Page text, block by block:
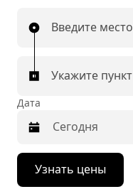
Введите
Укажите
Дата
Нажмите
стрелку
вниз,
Узнать цены